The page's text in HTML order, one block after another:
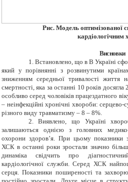
Рис. Модель оптимізованої
кардіологічним
Висновки
1. Встановлено, що в В Україні
який у порівнянні з розвинутими
зниженням середньої тривалості
смертності, яка за останні 10 років
особливо серед чоловіків працездатного
– неінфекційні хронічні хвороби: серцево-
різного виду травматизму – 8 – 8%.
2.Виявлено, що
Україні
залишаються однією з головних
охорони здоров’я. При цьому показники
ХСК в останні роки зростали значно
динаміка свідчить про
кардіологічної служби. Серед ХСК
серця. Показники поширеності та